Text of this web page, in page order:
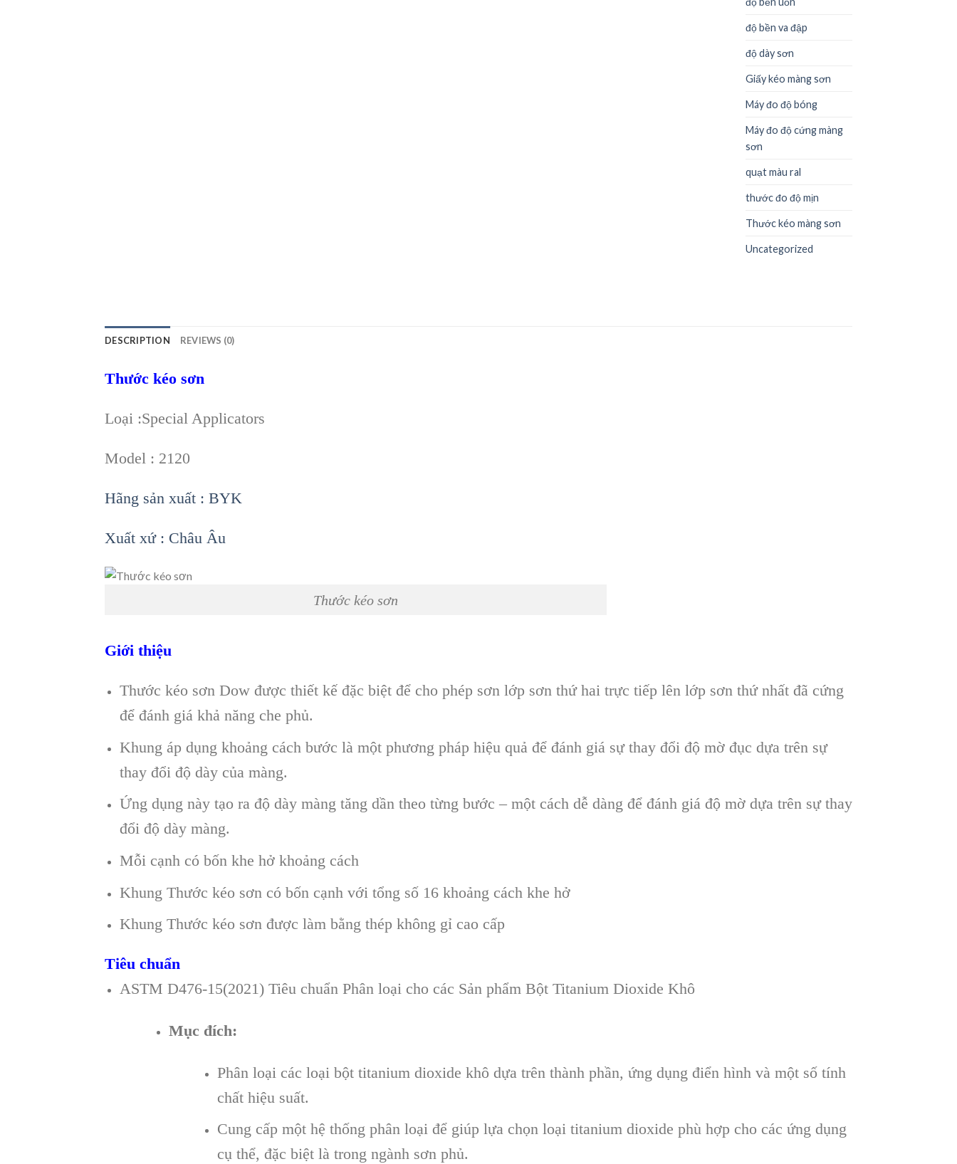
độ bền va đập
độ dày sơn
Giấy kéo màng sơn
Máy đo độ bóng
Máy đo độ cứng màng
sơn
quạt màu ral
thước đo độ mịn
Thước kéo màng sơn
Uncategorized
DESCRIPTION REVIEWS (0)
Thước kéo sơn
Loại :Special Applicators
Model : 2120
Hãng sản xuất : BYK
Xuất xứ : Châu Âu
Thước kéo sơn
Giới thiệu
Thước kéo sơn Dow được thiết kế đặc biệt để cho phép sơn lớp sơn thứ hai trực tiếp lên lớp sơn thứ nhất đã cứng
để đánh giá khả năng che phủ.
Khung áp dụng khoảng cách bước là một phương pháp hiệu quả để đánh giá sự thay đổi độ mờ đục dựa trên sự
thay đổi độ dày của màng.
Ứng dụng này tạo ra độ dày màng tăng dần theo từng bước – một cách dễ dàng để đánh giá độ mờ dựa trên sự thay
đổi độ dày màng.
Mỗi cạnh có bốn khe hở khoảng cách
Khung Thước kéo sơn có bốn cạnh với tổng số 16 khoảng cách khe hở
Khung Thước kéo sơn được làm bằng thép không gỉ cao cấp
Tiêu chuẩn
ASTM D476-15(2021) Tiêu chuẩn Phân loại cho các Sản phẩm Bột Titanium Dioxide Khô
Mục đích:
Phân loại các loại bột titanium dioxide khô dựa trên thành phần, ứng dụng điển hình và một số tính
chất hiệu suất.
Cung cấp một hệ thống phân loại để giúp lựa chọn loại titanium dioxide phù hợp cho các ứng dụng
cụ thể, đặc biệt là trong ngành sơn phủ.